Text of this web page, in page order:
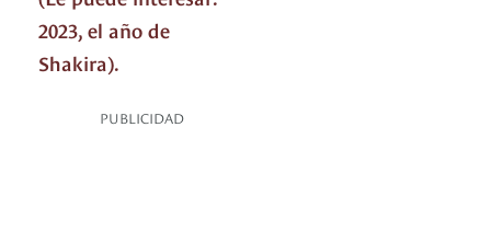
2023, el año de
Shakira).
PUBLICIDAD